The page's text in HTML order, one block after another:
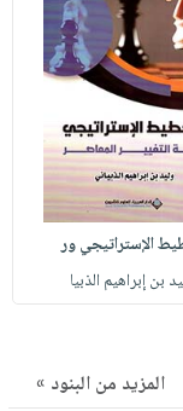
الإستراتيجي ور
بن إبراهيم الذبيا
المزيد من البنود »